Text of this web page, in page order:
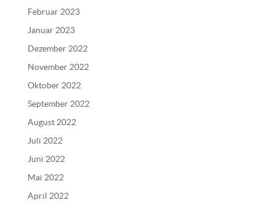
Februar 2023
Januar 2023
Dezember 2022
November 2022
Oktober 2022
September 2022
August 2022
Juli 2022
Juni 2022
Mai 2022
April 2022